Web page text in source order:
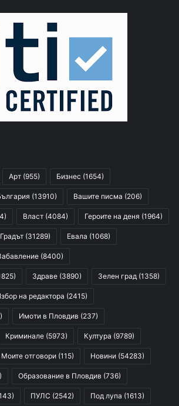
Арт (955) Бизнес (1654)
(13910) Вашите писма (206)
Власт (4084) Героите на деня (1964)
Градът (31289) Евала (1068)
(8400)
Здраве (3890) Зелен град (1358)
на редактора (2415)
Имоти в Пловдив (237)
Криминале (5973) Култура (9789)
Моите отговори (115) Новини (54283)
Образование в Пловдив (736)
ПУЛС (2542) Под лупа (1613)